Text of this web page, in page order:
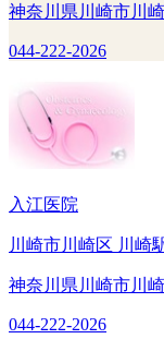
神奈川県川崎市川
044-222-2026
入江医院
川崎市川崎区 川崎
神奈川県川崎市川
044-222-2026